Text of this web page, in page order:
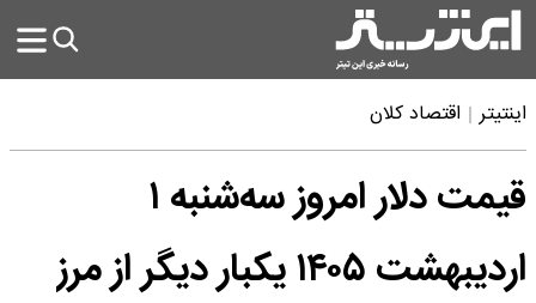
اینتیتر اقتصاد کلان
قیمت دلار امروز سه‌شنبه ۱
اردیبهشت ۱۴۰۵ یکبار دیگر از مرز